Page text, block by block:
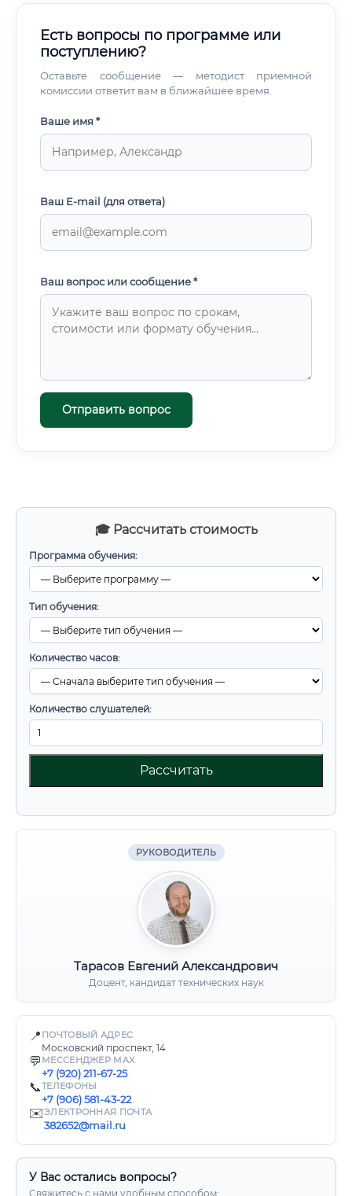
🎓 Рассчитать стоимость
Программа обучения:
Тип обучения:
Количество часов:
Количество слушателей:
Рассчитать
РУКОВОДИТЕЛЬ
Тарасов Евгений Александрович
Доцент, кандидат технических наук
📍 ПОЧТОВЫЙ АДРЕС
Московский проспект, 14
💬 МЕССЕНДЖЕР MAX
+7 (920) 211-67-25
📞ТЕЛЕФОНЫ
+7 (906) 581-43-22
✉️ЭЛЕКТРОННАЯ ПОЧТА
382652@mail.ru
У Вас остались вопросы?
Свяжитесь с нами удобным способом:
Есть вопросы по программе или
поступлению?
Оставьте сообщение — методист приемной
комиссии ответит вам в ближайшее время.
Ваше имя *
Ваш E-mail (для ответа)
Ваш вопрос или сообщение *
Отправить вопрос